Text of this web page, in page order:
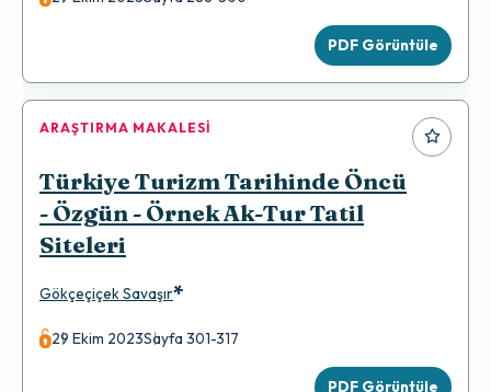
PDF Görüntüle
ARAŞTIRMA MAKALESI
Türkiye Turizm Tarihinde Öncü
- Özgün - Örnek Ak-Tur Tatil
Siteleri
Gökçeçiçek Savaşır*
29 Ekim 2023Sayfa 301-317
PDF Görüntüle